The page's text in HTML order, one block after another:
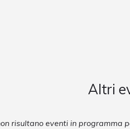
Altri
risultano eventi in programma